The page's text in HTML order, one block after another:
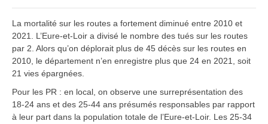
La mortalité sur les routes a fortement diminué entre 2010 et
2021. L’Eure-et-Loir a divisé le nombre des tués sur les routes
par 2. Alors qu’on déplorait plus de 45 décès sur les routes en
2010, le département n’en enregistre plus que 24 en 2021, soit
21 vies épargnées.
Pour les PR : en local, on observe une surreprésentation des
18-24 ans et des 25-44 ans présumés responsables par rapport
à leur part dans la population totale de l’Eure-et-Loir. Les 25-34